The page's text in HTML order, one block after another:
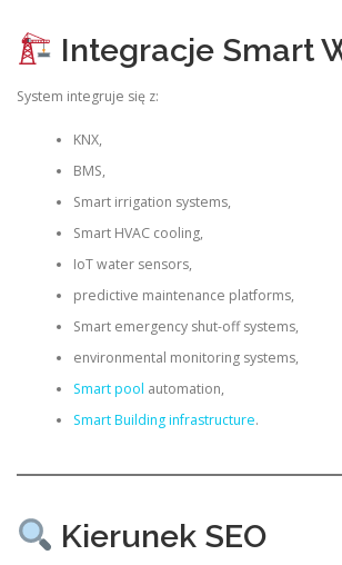
Integracje Smart
System integruje się z:
KNX,
BMS,
Smart irrigation systems,
Smart HVAC cooling,
IoT water sensors,
predictive maintenance platforms,
Smart emergency shut-off systems,
environmental monitoring systems,
Smart pool automation,
Smart Building infrastructure.
Kierunek SEO